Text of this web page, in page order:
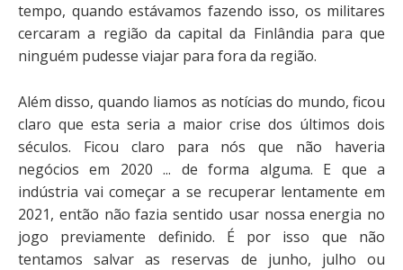
tempo, quando estávamos fazendo isso, os militares
cercaram a região da capital da Finlândia para que
ninguém pudesse viajar para fora da região.
Além disso, quando liamos as notícias do mundo, ficou
claro que esta seria a maior crise dos últimos dois
séculos. Ficou claro para nós que não haveria
negócios em 2020 ... de forma alguma. E que a
indústria vai começar a se recuperar lentamente em
2021, então não fazia sentido usar nossa energia no
jogo previamente definido. É por isso que não
tentamos salvar as reservas de junho, julho ou